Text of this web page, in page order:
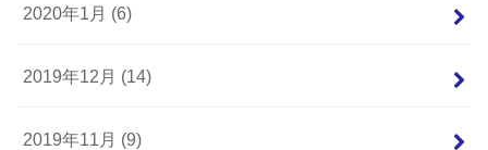
2020年1月 (6)
2019年12月 (14)
2019年11月 (9)